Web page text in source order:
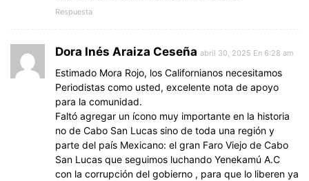
Respuesta
Dora Inés Araiza Ceseña abril 30, 2025 En 6:28 am
Estimado Mora Rojo, los Californianos necesitamos
Periodistas como usted, excelente nota de apoyo
para la comunidad.
Faltó agregar un ícono muy importante en la historia
no de Cabo San Lucas sino de toda una región y
parte del país Mexicano: el gran Faro Viejo de Cabo
San Lucas que seguimos luchando Yenekamú A.C
con la corrupción del gobierno , para que lo liberen ya